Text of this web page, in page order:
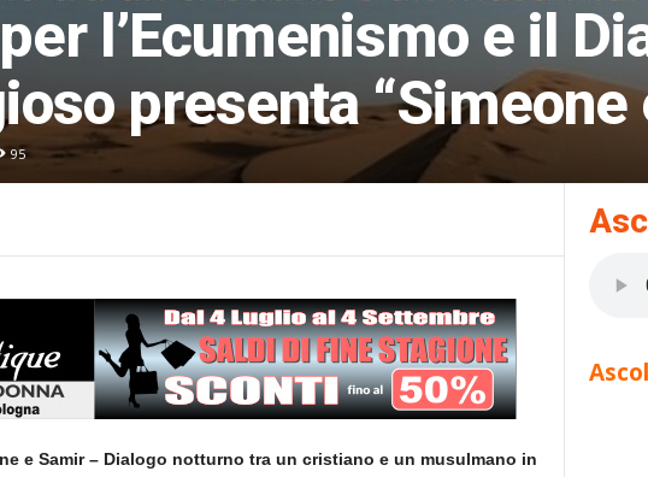
l’Ecumenismo e il
presenta “Simeone
95
e Samir – Dialogo notturno tra un cristiano e un musulmano in